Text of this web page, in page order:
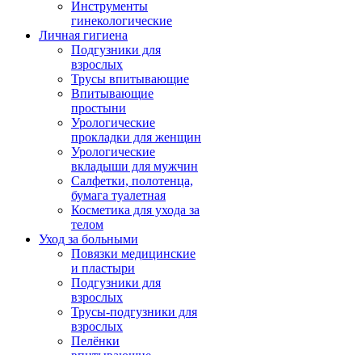
Инструменты
гинекологические
Личная гигиена
Подгузники для
взрослых
Трусы впитывающие
Впитывающие
простыни
Урологические
прокладки для женщин
Урологические
вкладыши для мужчин
Салфетки, полотенца,
бумага туалетная
Косметика для ухода за
телом
Уход за больными
Повязки медицинские
и пластыри
Подгузники для
взрослых
Трусы-подгузники для
взрослых
Пелёнки